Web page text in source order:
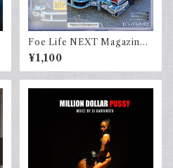
Foe Life NEXT Magazine I
ssue #3 Fall 2022
¥1,100